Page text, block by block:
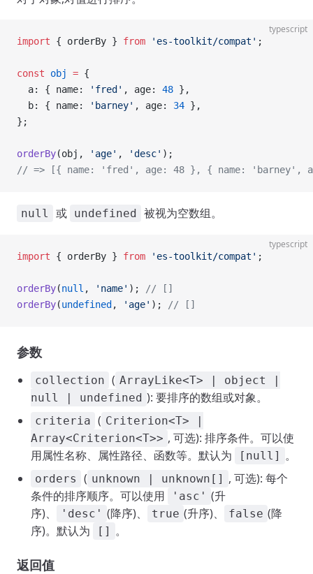
typescript
import { orderBy } from 'es-toolkit/compat' ;
const obj = {
  a: { name:
'fred' , age: 48 },
  b: { name:
'barney' , age: 34 },
};
orderBy(obj, 'age' , 'desc' );
// => [{ name: 'fred', age: 48 }, { name: 'barney',
null 或 undefined 被视为空数组。
typescript
import { orderBy } from 'es-toolkit/compat' ;
orderBy(null , 'name' );
// []
orderBy(undefined , 'age' ); // []
参数
collection ( ArrayLike<T> | object |
null | undefined ): 要排序的数组或对象。
criteria ( Criterion<T> |
Array<Criterion<T>> , 可选): 排序条件。可以使
用属性名称、属性路径、函数等。默认为
[null] 。
orders ( unknown | unknown[] , 可选): 每个
条件的排序顺序。可以使用
'asc' (升
序)、
'desc' (降序)、 true (升序)、 false (降
序)。默认为
[] 。
返回值